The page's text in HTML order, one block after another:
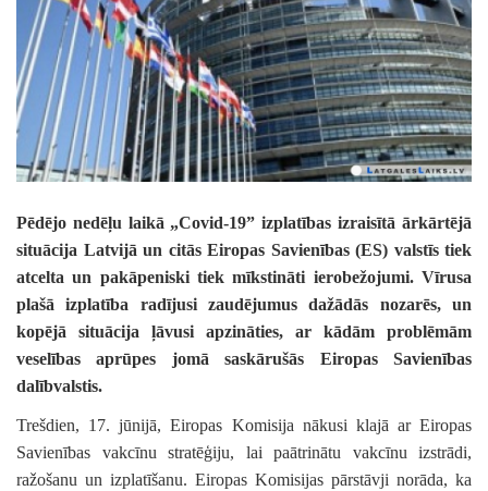
Pēdējo nedēļu laikā „Covid-19” izplatības izraisītā ārkārtējā
situācija Latvijā un citās Eiropas Savienības (ES) valstīs tiek
atcelta un pakāpeniski tiek mīkstināti ierobežojumi. Vīrusa
plašā izplatība radījusi zaudējumus dažādās nozarēs, un
kopējā situācija ļāvusi apzināties, ar kādām problēmām
veselības aprūpes jomā saskārušās Eiropas Savienības
dalībvalstis.
Trešdien, 17. jūnijā, Eiropas Komisija nākusi klajā ar Eiropas
Savienības vakcīnu stratēģiju, lai paātrinātu vakcīnu izstrādi,
ražošanu un izplatīšanu. Eiropas Komisijas pārstāvji norāda, ka